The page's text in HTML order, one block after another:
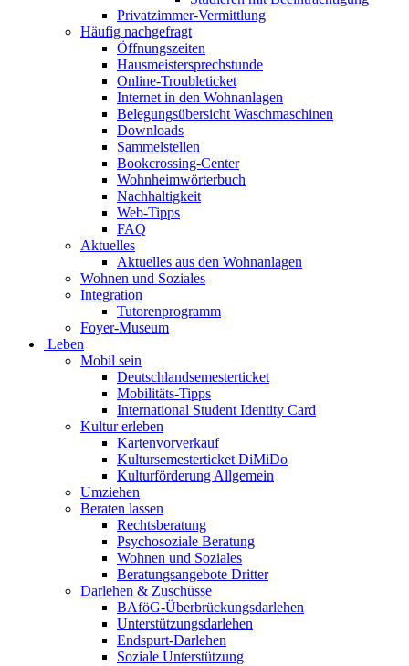
Privatzimmer-Vermittlung
Häufig nachgefragt
Öffnungszeiten
Hausmeistersprechstunde
Online-Troubleticket
Internet in den Wohnanlagen
Belegungsübersicht Waschmaschinen
Downloads
Sammelstellen
Bookcrossing-Center
Wohnheimwörterbuch
Nachhaltigkeit
Web-Tipps
FAQ
Aktuelles
Aktuelles aus den Wohnanlagen
Wohnen und Soziales
Integration
Tutorenprogramm
Foyer-Museum
Leben
Mobil sein
Deutschlandsemesterticket
Mobilitäts-Tipps
International Student Identity Card
Kultur erleben
Kartenvorverkauf
Kultursemesterticket DiMiDo
Kulturförderung Allgemein
Umziehen
Beraten lassen
Rechtsberatung
Psychosoziale Beratung
Wohnen und Soziales
Beratungsangebote Dritter
Darlehen & Zuschüsse
BAföG-Überbrückungsdarlehen
Unterstützungsdarlehen
Endspurt-Darlehen
Soziale Unterstützung